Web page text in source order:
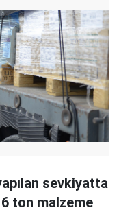
sevkiyatta
ton malzeme